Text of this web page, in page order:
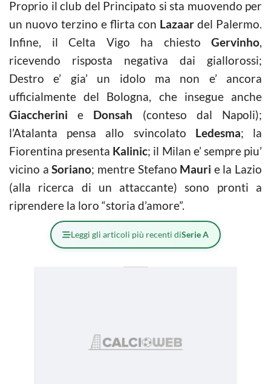
Proprio il club del Principato si sta muovendo per
un nuovo terzino e flirta con Lazaar del Palermo.
Infine, il Celta Vigo ha chiesto Gervinho,
ricevendo risposta negativa dai giallorossi;
Destro e’ gia’ un idolo ma non e’ ancora
ufficialmente del Bologna, che insegue anche
Giaccherini e Donsah (conteso dal Napoli);
l’Atalanta pensa allo svincolato Ledesma; la
Fiorentina presenta Kalinic; il Milan e’ sempre piu’
vicino aSoriano; mentre Stefano Mauri e la Lazio
(alla ricerca di un attaccante) sono pronti a
riprendere la loro “storia d’amore”.
Leggi gli articoli più recenti diSerie A